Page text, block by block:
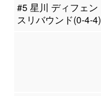
#5 星川 ディフェン
スリバウンド(0-4-4)